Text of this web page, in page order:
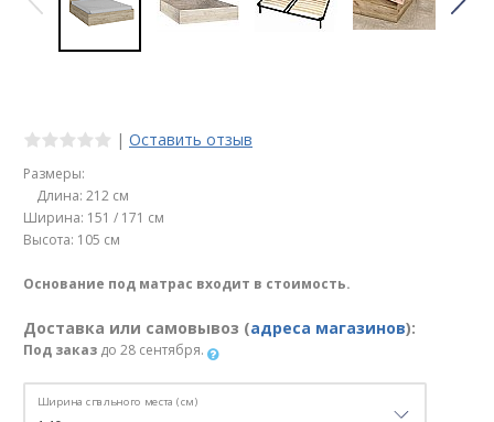
| Оставить отзыв
Размеры:
Длина: 212 см
Ширина: 151 / 171 см
Высота: 105 см
Основание под матрас входит в стоимость.
Доставка или самовывоз (адреса магазинов):
Под заказ до 28 сентября.
Ширина спального места (см)